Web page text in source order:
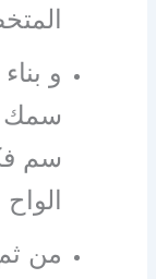
و
سم
من